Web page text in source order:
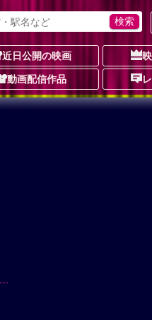
近日公開の映画
動画配信作品